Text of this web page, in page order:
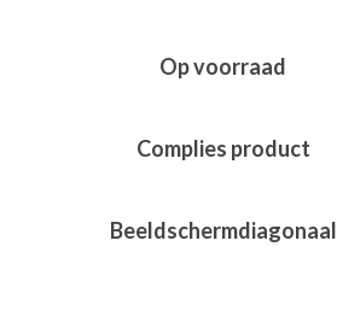
Op voorraad
Complies product
Beeldschermdiagonaal